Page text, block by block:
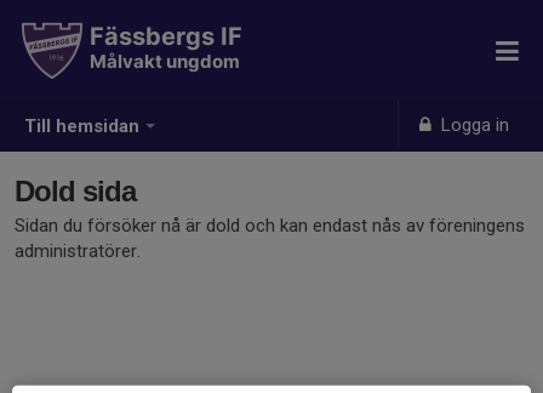
Till hemsidan Logga in
Fässbergs IF
Målvakt ungdom
Dold sida
Sidan du försöker nå är dold och kan endast nås av föreningens
administratörer.